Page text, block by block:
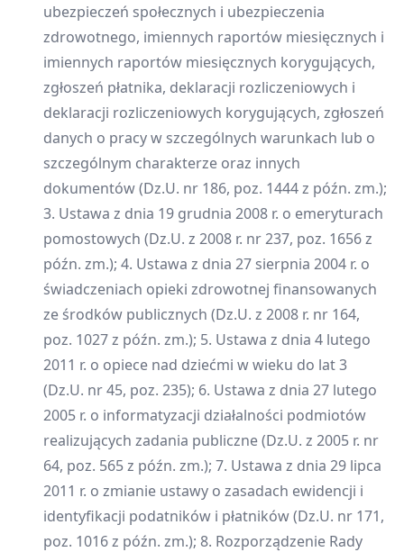
ubezpieczeń społecznych i ubezpieczenia
zdrowotnego, imiennych raportów miesięcznych i
imiennych raportów miesięcznych korygujących,
zgłoszeń płatnika, deklaracji rozliczeniowych i
deklaracji rozliczeniowych korygujących, zgłoszeń
danych o pracy w szczególnych warunkach lub o
szczególnym charakterze oraz innych
dokumentów (Dz.U. nr 186, poz. 1444 z późn. zm.);
3. Ustawa z dnia 19 grudnia 2008 r. o emeryturach
pomostowych (Dz.U. z 2008 r. nr 237, poz. 1656 z
późn. zm.); 4. Ustawa z dnia 27 sierpnia 2004 r. o
świadczeniach opieki zdrowotnej finansowanych
ze środków publicznych (Dz.U. z 2008 r. nr 164,
poz. 1027 z późn. zm.); 5. Ustawa z dnia 4 lutego
2011 r. o opiece nad dziećmi w wieku do lat 3
(Dz.U. nr 45, poz. 235); 6. Ustawa z dnia 27 lutego
2005 r. o informatyzacji działalności podmiotów
realizujących zadania publiczne (Dz.U. z 2005 r. nr
64, poz. 565 z późn. zm.); 7. Ustawa z dnia 29 lipca
2011 r. o zmianie ustawy o zasadach ewidencji i
identyfikacji podatników i płatników (Dz.U. nr 171,
poz. 1016 z późn. zm.); 8. Rozporządzenie Rady